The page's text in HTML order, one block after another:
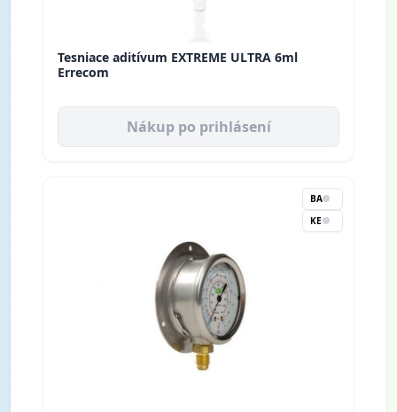
Tesniace aditívum EXTREME ULTRA 6ml
Errecom
Nákup po prihlásení
BA
KE